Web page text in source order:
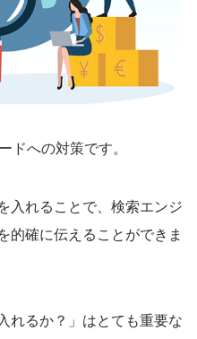
ドへの対策です。
入れることで、検索エンジ
的確に伝えることができま
れるか？」はとても重要な